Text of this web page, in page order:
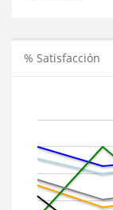
% Satisfacción